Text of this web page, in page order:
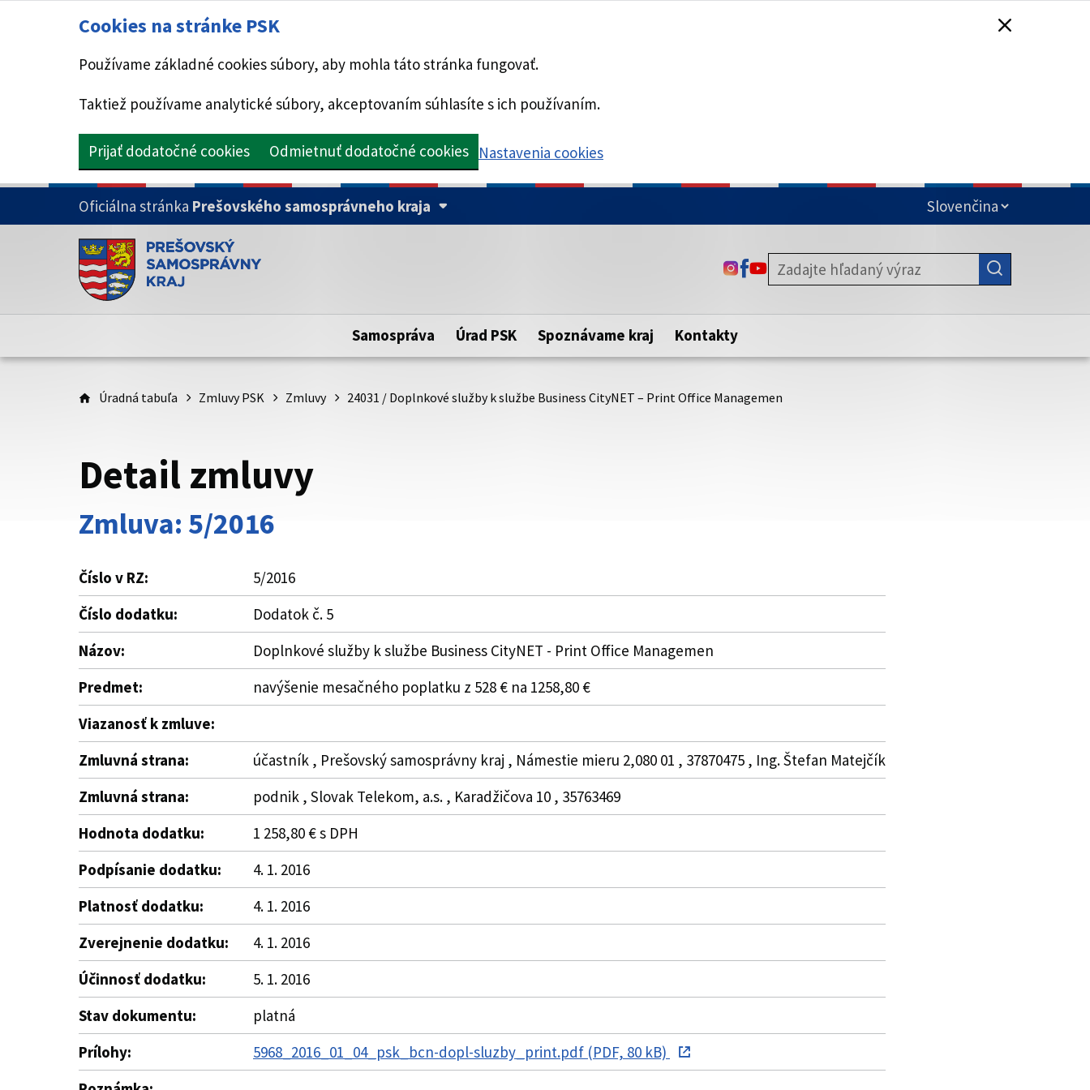
Cookies na stránke PSK
Používame základné cookies súbory, aby mohla táto stránka fungovať.
Taktiež používame analytické súbory, akceptovaním súhlasíte s ich používaním.
Prijať dodatočné cookies Odmietnuť dodatočné cookies Nastavenia cookies
PRESKOČIŤ NA HLAVNÝ OBSAH
Oficiálna stránka Prešovského samosprávneho kraja
Doména psk.sk je oficiálna
Toto je oficiálna webová stránka Prešovského samosprávneho kraja.
Táto stránka je zabezpečená
zabezpečenú webovú stránku. Zabezpečená stránka vždy začína
https:// pred názvom domény webového sídla.
ODKAZ SA OTVORÍ NA NOVEJ KARTE
ODKAZ SA OTVORÍ NA NOVEJ KARTE
ODKAZ SA OTVORÍ NA NOVEJ KARTE
Samospráva Úrad PSK Spoznávame kraj Kontakty
Úradná tabuľa Zmluvy PSK Zmluvy 24031 / Doplnkové služby k službe Business CityNET – Print Office Managemen
Detail zmluvy
Zmluva: 5/2016
Číslo v RZ:
5/2016
Číslo dodatku:
Dodatok č. 5
Názov:
Doplnkové služby k službe Business CityNET - Print Office Managemen
Predmet:
navýšenie mesačného poplatku z 528 € na 1258,80 €
Viazanosť k zmluve:
Zmluvná strana:
účastník , Prešovský samosprávny kraj , Námestie mieru 2,080 01 , 37870475 , Ing. Štefan Matejčík
Zmluvná strana:
podnik , Slovak Telekom, a.s. , Karadžičova 10 , 35763469
Hodnota dodatku:
1 258,80 € s DPH
Podpísanie dodatku:
4. 1. 2016
Platnosť dodatku:
4. 1. 2016
Zverejnenie dodatku:
4. 1. 2016
Účinnosť dodatku:
5. 1. 2016
Stav dokumentu:
platná
Prílohy:
5968_2016_01_04_psk_bcn-dopl-sluzby_print.pdf (PDF, 80 kB)